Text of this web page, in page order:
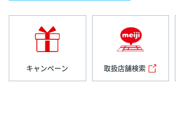
キャンペーン 取扱店舗検索